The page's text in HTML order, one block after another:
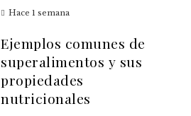
Hace 1 semana
Ejemplos comunes de
superalimentos y sus
propiedades
nutricionales